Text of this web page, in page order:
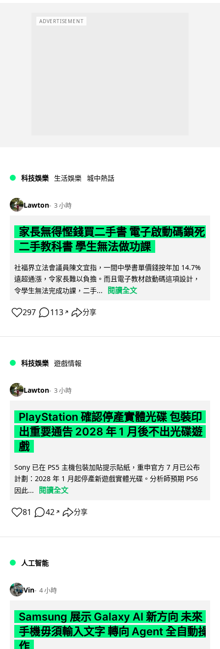
ADVERTISEMENT
科技娛樂 生活娛樂 城中熱話
Lawton 3 小時
家長無得慳錢買二手書 電子啟動碼鎖死
二手教科書 學生無法做功課
社福界立法會議員陳文宜指，一間中學書單價錢按年加 14.7%
遠超通漲，令家長難以負擔。而且電子教材啟動碼這項設計，
令學生無法完成功課，二手...
閱讀全文
297 113 ↗ 分享
科技娛樂 遊戲情報
Lawton 3 小時
PlayStation 確認停產實體光碟 包裝印
出重要通告 2028 年 1 月後不出光碟遊
戲
Sony 已在 PS5 主機包裝加貼提示貼紙，重申官方 7 月已公布
計劃：2028 年 1 月起停產新遊戲實體光碟。分析師預期 PS6
因此...
閱讀全文
81 42 ↗ 分享
人工智能
Vin 4 小時
Samsung 展示 Galaxy AI 新方向 未來
手機毋須輸入文字 轉向 Agent 全自動操
作